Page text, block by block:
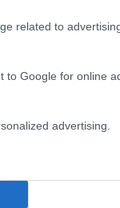
related to
to Google for online
advertising.
κέντρα
εξετάσεις.